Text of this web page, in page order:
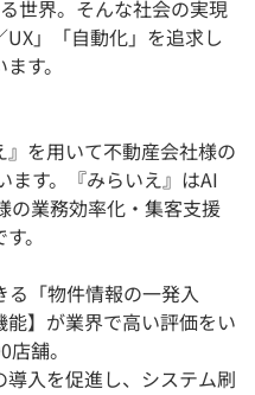
世界。そんな社会の実現
」「自動化」を追求し
す。
を用いて不動産会社様の
ます。『みらいえ』はAI
の業務効率化・集客支援
。
「物件情報の一発入
】が業界で高い評価をい
舗。
入を促進し、システム刷